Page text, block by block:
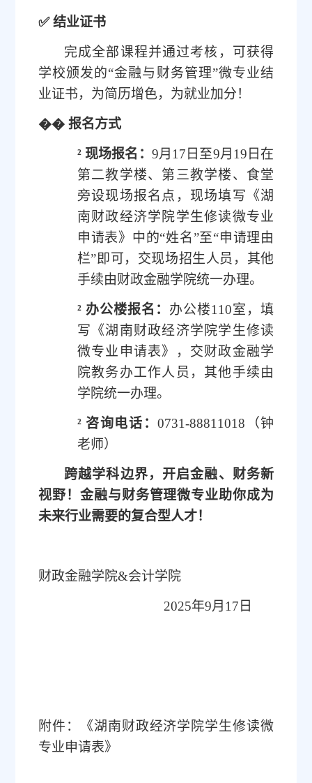
✅结业证书
完成全部课程并通过考核，可获得
学校颁发的“金融与财务管理”微专业结
业证书，为简历增色，为就业加分！
�� 报名方式
²现场报名： 9月1 7 日至9月19 日在
第二教学楼、第三教学楼、食堂
旁设现场报名点，现场填写《湖
南财政经济学院学生修读微专业
申请表》中的“姓名”至“申请理由
栏”即可，交现场招生人员，其他
手续由财政金融学院统一办理。
² 办公楼报名 ： 办公楼1 10室，填
写《湖南财政经济学院学生修读
微专业申请表》，交财政金融学
院教务办工作人员，其他手续由
学院统一办理。
² 咨询电话：0731-88811018（钟
老师）
跨越学科边界，开启金融、 财务新
视野！金融与财务管理微专业助你成为
未来行业需要的复合型人才！
财政金融学院&会计学院
2025年9月1 7 日
附件：《湖南财政经济学院学生修读微
专业申请表》